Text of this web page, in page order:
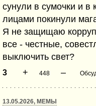
сунули в сумочки и
лицами покинули
Я не защищаю
все - честные,
выключить свет?
3 + 448 –
13.05.2026, МЕМЫ